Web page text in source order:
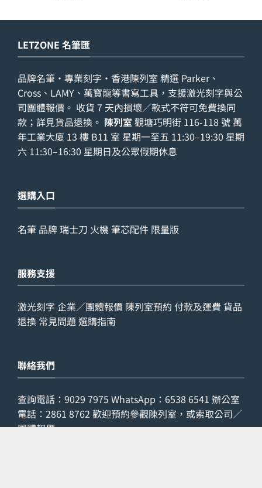
LETZONE 名筆匯
品牌名筆・專業刻字・香港陳列室 精選 Parker、
Cross、LAMY、萬寶龍等書寫工具，支援激光刻字與公
司團體報價。 收貨 7 天內損壞／款式不符可免費換同
款；詳見貨品退換 。 陳列室 觀塘巧明街 116-118 號 萬
年工業大廈 13 樓 B11 室 星期一至五 11:30–19:30 星期
六 11:30–16:30 星期日及公眾假期休息
選購入口
名筆 品牌瑞士刀 火機 筆芯配件 限量版
服務支援
激光刻字 企業／團體報價 陳列室預約 付款及運費 貨品
退換 常見問題 選購指南
聯絡我們
查詢電話： 9029 7975 WhatsApp： 6538 6541 辦公室
電話： 2861 8762 歡迎預約參觀陳列室，或索取公司／
團體報價。